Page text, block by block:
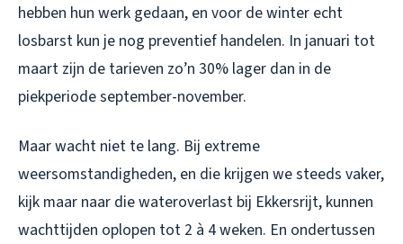
hebben hun werk gedaan, en voor de winter echt
losbarst kun je nog preventief handelen. In januari tot
maart zijn de tarieven zo’n 30% lager dan in de
piekperiode september-november.
Maar wacht niet te lang. Bij extreme
weersomstandigheden, en die krijgen we steeds vaker,
kijk maar naar die wateroverlast bij Ekkersrijt, kunnen
wachttijden oplopen tot 2 à 4 weken. En ondertussen